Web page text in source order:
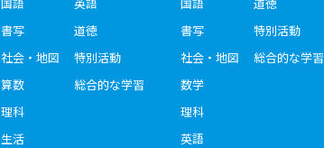
書写
社会・地図
算数
理科
生活
道徳
特別活動
総合的な学習
書写
社会・地図
数学
理科
英語
特別活動
総合的な学習